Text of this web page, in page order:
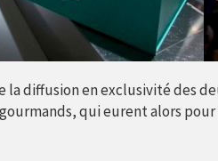
la diffusion en exclusivité
qui eurent alors